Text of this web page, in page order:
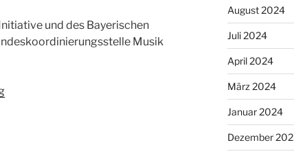
und des Bayerischen
Musik
August 2024
Juli 2024
April 2024
März 2024
Januar 2024
Dezember